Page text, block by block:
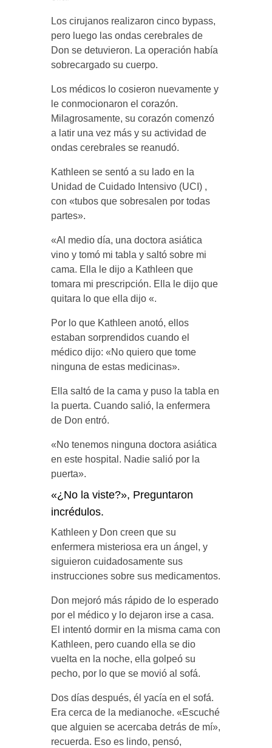
Los cirujanos realizaron cinco bypass,
pero luego las ondas cerebrales de
Don se detuvieron. La operación había
sobrecargado su cuerpo.
Los médicos lo cosieron nuevamente y
le conmocionaron el corazón.
Milagrosamente, su corazón comenzó
a latir una vez más y su actividad de
ondas cerebrales se reanudó.
Kathleen se sentó a su lado en la
Unidad de Cuidado Intensivo (UCI) ,
con «tubos que sobresalen por todas
partes».
«Al medio día, una doctora asiática
vino y tomó mi tabla y saltó sobre mi
cama. Ella le dijo a Kathleen que
tomara mi prescripción. Ella le dijo que
quitara lo que ella dijo «.
Por lo que Kathleen anotó, ellos
estaban sorprendidos cuando el
médico dijo: «No quiero que tome
ninguna de estas medicinas».
Ella saltó de la cama y puso la tabla en
la puerta. Cuando salió, la enfermera
de Don entró.
«No tenemos ninguna doctora asiática
en este hospital. Nadie salió por la
puerta».
«¿No la viste?», Preguntaron
incrédulos.
Kathleen y Don creen que su
enfermera misteriosa era un ángel, y
siguieron cuidadosamente sus
instrucciones sobre sus medicamentos.
Don mejoró más rápido de lo esperado
por el médico y lo dejaron irse a casa.
El intentó dormir en la misma cama con
Kathleen, pero cuando ella se dio
vuelta en la noche, ella golpeó su
pecho, por lo que se movió al sofá.
Dos días después, él yacía en el sofá.
Era cerca de la medianoche. «Escuché
que alguien se acercaba detrás de mí»,
recuerda. Eso es lindo, pensó,